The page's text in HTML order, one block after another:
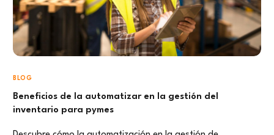
BLOG
Beneficios de la automatizar en la gestión del
inventario para pymes